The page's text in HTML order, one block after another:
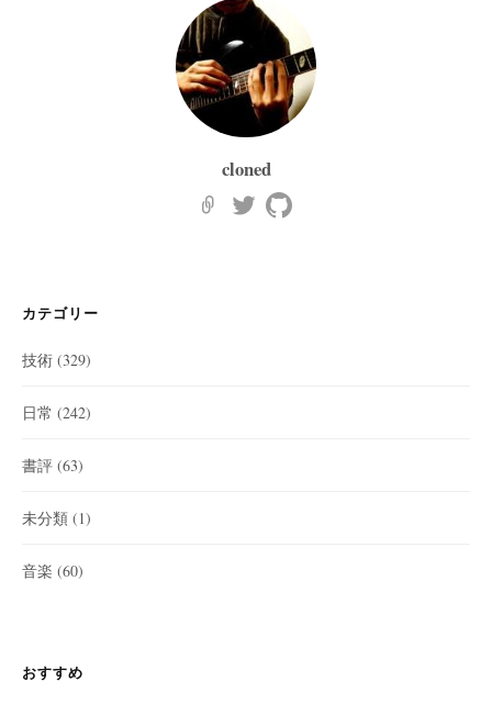
cloned
カテゴリー
技術 (329)
日常 (242)
書評 (63)
未分類 (1)
音楽 (60)
おすすめ